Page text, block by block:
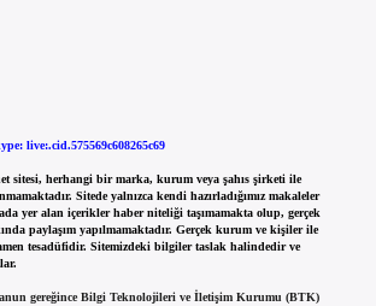
live:.cid.575569c608265c69
sitesi, herhangi bir marka, kurum veya şahıs şirketi ile
Sitede yalnızca kendi hazırladığımız makaleler
yer alan içerikler haber niteliği taşımamakta olup, gerçek
paylaşım yapılmamaktadır. Gerçek kurum ve kişiler ile
tesadüfidir. Sitemizdeki bilgiler taslak halindedir ve
gereğince Bilgi Teknolojileri ve İletişim Kurumu (BTK)